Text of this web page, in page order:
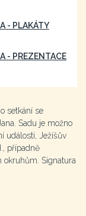
- PLAKÁTY
- PREZENTACE
setkání se
Sadu je možno
události, Ježíšův
případně
Signatura